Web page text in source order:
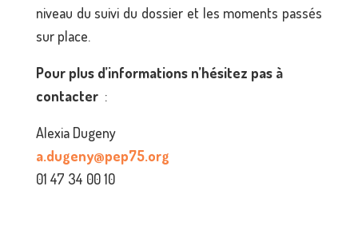
niveau du suivi du dossier et les moments passés
sur place.
Pour plus d’informations n’hésitez pas à
contacter :
Alexia Dugeny
a.dugeny@pep75.org
01 47 34 00 10